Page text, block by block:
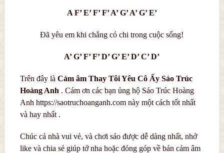
A F’ E’ F’ F’ A’ G’ A’ G’ E’
Đã yêu em khi chẳng có chi trong cuộc sống!
A’ G’ F’ F’ D’ G’ E’ D’ C’ D’
Trên đây là Cảm âm Thay Tôi Yêu Cô Ấy Sáo Trúc
Hoàng Anh . Cám ơn các bạn ủng hộ Sáo Trúc Hoàng
Anh https://saotruchoanganh.com này một cách tốt nhất
và hay nhất .
Chúc cả nhà vui vẻ, và chơi sáo được dễ dàng nhất, nhớ
like và chia sẻ giúp tớ nha hoặc đóng góp về bản cảm âm